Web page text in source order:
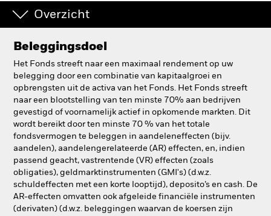
Overzicht
Beleggingsdoel
Het Fonds streeft naar een maximaal rendement op uw
belegging door een combinatie van kapitaalgroei en
opbrengsten uit de activa van het Fonds. Het Fonds streeft
naar een blootstelling van ten minste 70% aan bedrijven
gevestigd of voornamelijk actief in opkomende markten. Dit
wordt bereikt door ten minste 70 % van het totale
fondsvermogen te beleggen in aandeleneffecten (bijv.
aandelen), aandelengerelateerde (AR) effecten, en, indien
passend geacht, vastrentende (VR) effecten (zoals
obligaties), geldmarktinstrumenten (GMI's) (d.w.z.
schuldeffecten met een korte looptijd), deposito’s en cash. De
AR-effecten omvatten ook afgeleide financiële instrumenten
(derivaten) (d.w.z. beleggingen waarvan de koersen zijn